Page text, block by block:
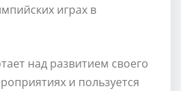
играх в
над развитием своего
и пользуется